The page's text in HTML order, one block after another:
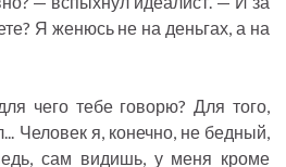
Я женюсь не на деньгах, а на
чего тебе говорю? Для того,
Человек я, конечно, не бедный,
сам видишь, у меня кроме